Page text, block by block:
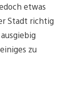
etwas
Stadt richtig
zu